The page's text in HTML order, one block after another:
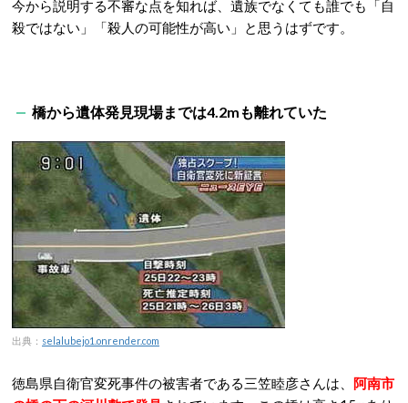
今から説明する不審な点を知れば、遺族でなくても誰でも「自
殺ではない」「殺人の可能性が高い」と思うはずです。
橋から遺体発見現場までは4.2mも離れていた
出典： selalubejo1.onrender.com
徳島県自衛官変死事件の被害者である三笠睦彦さんは、 阿南市